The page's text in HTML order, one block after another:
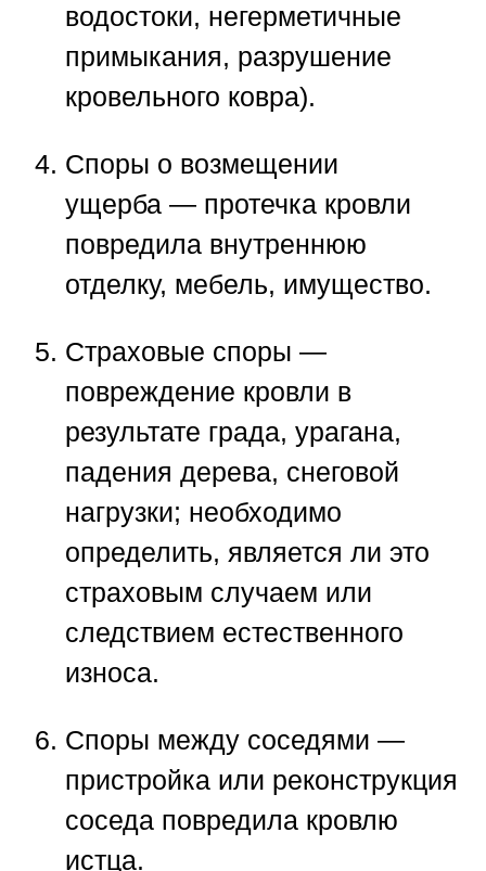
водостоки, негерметичные
примыкания, разрушение
кровельного ковра).
Споры о возмещении
ущерба — протечка кровли
повредила внутреннюю
отделку, мебель, имущество.
Страховые споры —
повреждение кровли в
результате града, урагана,
падения дерева, снеговой
нагрузки; необходимо
определить, является ли это
страховым случаем или
следствием естественного
износа.
Споры между соседями —
пристройка или реконструкция
соседа повредила кровлю
истца.